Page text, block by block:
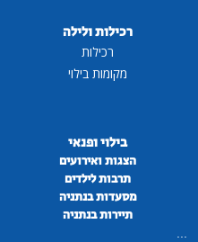
רכילות ולילה
רכילות
מקומות בילוי
בילוי ופנאי
הצגות ואירועים
תרבות לילדים
מסעדות בנתניה
תיירות בנתניה
...